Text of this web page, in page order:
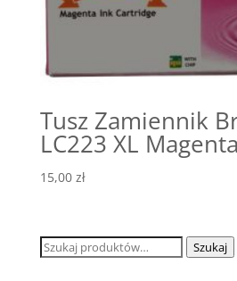
Tusz Zamiennik
LC223 XL Magenta
15,00 zł
Szukaj: Szukaj